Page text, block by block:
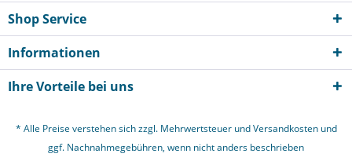
Shop Service
Informationen
Ihre Vorteile bei uns
* Alle Preise verstehen sich zzgl. Mehrwertsteuer undVersandkostenund
ggf. Nachnahmegebühren, wenn nicht anders beschrieben